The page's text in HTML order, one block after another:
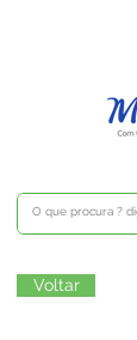
Voltar